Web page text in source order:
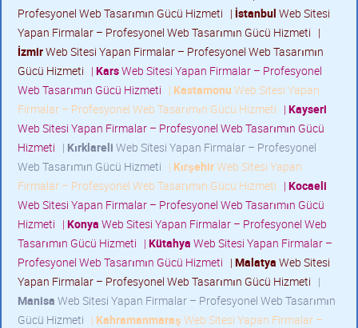
Profesyonel Web Tasarımın Gücü Hizmeti | İstanbul Web Sitesi
Yapan Firmalar – Profesyonel Web Tasarımın Gücü Hizmeti |
İzmirWeb Sitesi Yapan Firmalar – Profesyonel Web Tasarımın
Gücü Hizmeti | KarsWeb Sitesi Yapan Firmalar – Profesyonel
Web Tasarımın Gücü Hizmeti | Kastamonu Web Sitesi Yapan
Firmalar – Profesyonel Web Tasarımın Gücü Hizmeti | Kayseri
Web Sitesi Yapan Firmalar – Profesyonel Web Tasarımın Gücü
Hizmeti | Kırklareli Web Sitesi Yapan Firmalar – Profesyonel
Web Tasarımın Gücü Hizmeti | KırşehirWeb Sitesi Yapan
Firmalar – Profesyonel Web Tasarımın Gücü Hizmeti | Kocaeli
Web Sitesi Yapan Firmalar – Profesyonel Web Tasarımın Gücü
Hizmeti | Konya Web Sitesi Yapan Firmalar – Profesyonel Web
Tasarımın Gücü Hizmeti | Kütahya Web Sitesi Yapan Firmalar –
Profesyonel Web Tasarımın Gücü Hizmeti | Malatya Web Sitesi
Yapan Firmalar – Profesyonel Web Tasarımın Gücü Hizmeti |
Manisa Web Sitesi Yapan Firmalar – Profesyonel Web Tasarımın
Gücü Hizmeti | Kahramanmaraş Web Sitesi Yapan Firmalar –